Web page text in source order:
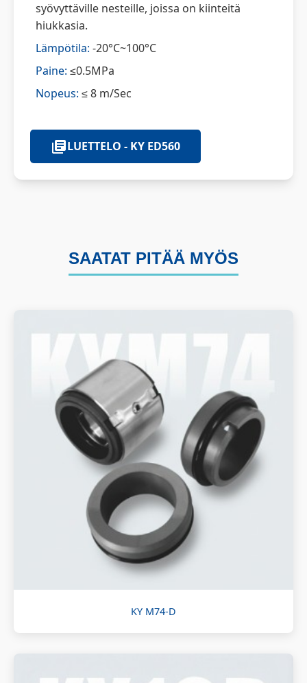
syövyttäville nesteille, joissa on kiinteitä
hiukkasia.
Lämpötila: -20°C~100°C
Paine: ≤0.5MPa
Nopeus: ≤ 8 m/Sec
LUETTELO - KY ED560
SAATAT PITÄÄ MYÖS
KY M74-D